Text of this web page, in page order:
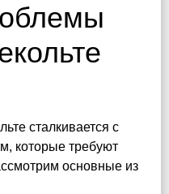
сталкивается с
которые требуют
основные из